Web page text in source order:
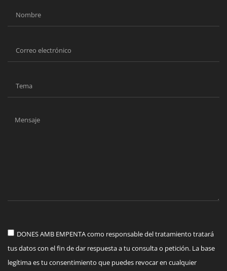
DONES AMB EMPENTA como responsable del tratamiento tratará
tus datos con el fin de dar respuesta a tu consulta o petición. La base
legítima es tu consentimiento que puedes revocar en cualquier